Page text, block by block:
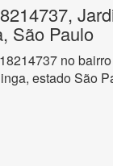
São Paulo
no
estado São